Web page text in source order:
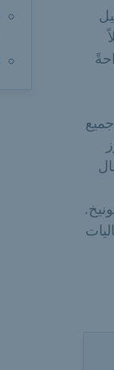
2022 استكمال